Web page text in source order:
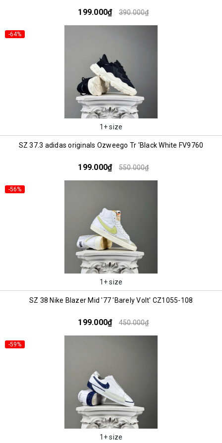
199.000₫ 390.000₫
-64%
1+ size
SZ 37.3 adidas originals Ozweego Tr 'Black White FV9760
199.000₫ 550.000₫
-56%
1+ size
SZ 38 Nike Blazer Mid '77 'Barely Volt' CZ1055-108
199.000₫ 450.000₫
-59%
1+ size